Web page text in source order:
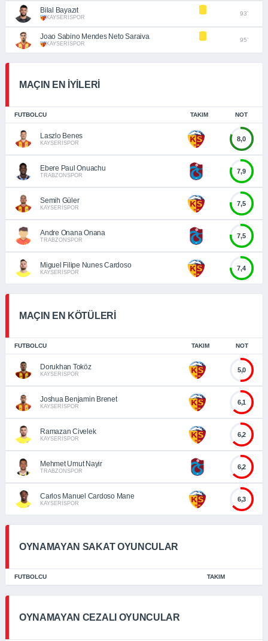
Bilal Bayazıt
KAYSERİSPOR
93’
Joao Sabino Mendes Neto Saraiva
KAYSERİSPOR
95’
MAÇIN EN İYİLERİ
FUTBOLCU TAKIM NOT
Laszlo Benes
KAYSERİSPOR
8,0
Ebere Paul Onuachu
TRABZONSPOR
7,9
Semih Güler
KAYSERİSPOR
7,5
Andre Onana Onana
TRABZONSPOR
7,5
Miguel Filipe Nunes Cardoso
KAYSERİSPOR
7,4
MAÇIN EN KÖTÜLERİ
FUTBOLCU TAKIM NOT
Dorukhan Toköz
KAYSERİSPOR
5,0
Joshua Benjamin Brenet
KAYSERİSPOR
6,1
Ramazan Civelek
KAYSERİSPOR
6,2
Mehmet Umut Nayir
TRABZONSPOR
6,2
Carlos Manuel Cardoso Mane
KAYSERİSPOR
6,3
OYNAMAYAN SAKAT OYUNCULAR
FUTBOLCU TAKIM
OYNAMAYAN CEZALI OYUNCULAR